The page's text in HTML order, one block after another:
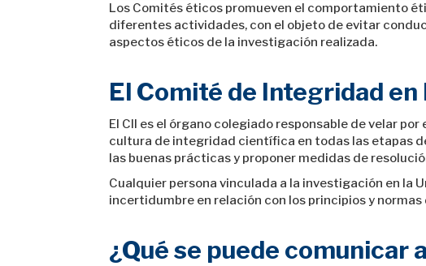
Los Comités éticos promueven el comportamiento
diferentes actividades, con el objeto de evitar
aspectos éticos de la investigación realizada.
El Comité de Integridad
El CII es el órgano colegiado responsable de velar
cultura de integridad científica en todas las etapas
las buenas prácticas y proponer medidas de
Cualquier persona vinculada a la investigación en la
incertidumbre en relación con los principios y
¿Qué se puede comunicar